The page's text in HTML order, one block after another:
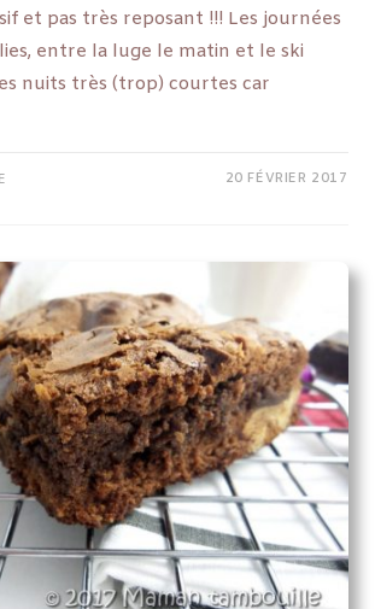
et pas très reposant !!! Les journées
entre la luge le matin et le ski
nuits très (trop) courtes car
20 FÉVRIER 2017